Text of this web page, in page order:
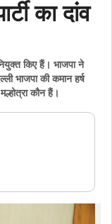
का दांव
किए हैं। भाजपा ने
भाजपा की कमान हर्ष
​​कौन हैं।